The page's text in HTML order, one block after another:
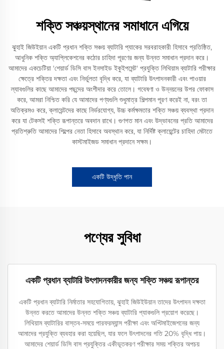
শক্তি সঞ্চয়স্থানের সমাধানে এগিয়ে
ঝুহাই জিউইয়ান একটি প্রধান শক্তি সঞ্চয় ব্যাটারি প্যাকের সরবরাহকারী হিসাবে প্রতিষ্ঠিত,
আধুনিক শক্তি অ্যাপ্লিকেশনের কঠোর চাহিদা পূরণের জন্য উন্নত সমাধান প্রদান করে।
আমাদের একচেটিয়া 'শেয়ার্ড ডিসি বাস ইনসাইড ইকুইপমেন্ট' প্রযুক্তি লিথিয়াম ব্যাটারি পরীক্ষার
ক্ষেত্রে শক্তির দক্ষতা এবং নির্ভুলতা বৃদ্ধি করে, যা ব্যাটারি উৎপাদনকারী এবং পাওয়ার
ল্যাবগুলির কাছে আমাদের পছন্দের অংশীদার করে তোলে। গবেষণা ও উন্নয়নের উপর ফোকাস
করে, আমরা নিশ্চিত করি যে আমাদের পণ্যগুলি শুধুমাত্র শিল্পমান পূরণ করেই না, বরং তা
অতিক্রমও করে, ক্লায়েন্টদের কাছে নির্ভরযোগ্য, উচ্চ কর্মক্ষমতার শক্তি সঞ্চয় ব্যবস্থা প্রদান
করে যা টেকসই শক্তি রূপান্তরে অবদান রাখে। গুণগত মান এবং উদ্ভাবনের প্রতি আমাদের
প্রতিশ্রুতি আমাদের শিল্পের নেতা হিসাবে অবস্থান করে, যা নির্দিষ্ট ক্লায়েন্টের চাহিদা মেটাতে
কাস্টমাইজড সমাধান প্রদানে সক্ষম।
একটি উদ্ধৃতি পান
পণ্যের সুবিধা
একটি প্রধান ব্যাটারি উৎপাদনকারীর জন্য শক্তি সঞ্চয় রূপান্তর
একটি প্রধান ব্যাটারি নির্মাতার সহযোগিতায়, ঝুহাই জিউইউয়ান তাদের উৎপাদন দক্ষতা
উন্নত করতে আমাদের উন্নত শক্তি সঞ্চয় ব্যাটারি প্যাকগুলি প্রয়োগ করেছে।
লিথিয়াম ব্যাটারির বাস্তব-সময়ে পারফরম্যান্স পরীক্ষা এবং অপ্টিমাইজেশনের জন্য
আমাদের প্রযুক্তি ব্যবহার করা হয়েছিল, যার ফলে উৎপাদনের গতি 20% বৃদ্ধি পায়।
আমাদের শেয়ার্ড ডিসি বাস প্রযুক্তির একীভূতকরণ পরীক্ষার সময় শক্তির অপচয়